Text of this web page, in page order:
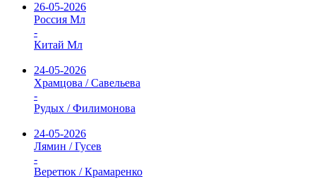
26-05-2026
Россия Мл
-
Китай Мл
24-05-2026
Храмцова / Савельева
-
Рудых / Филимонова
24-05-2026
Лямин / Гусев
-
Веретюк / Крамаренко